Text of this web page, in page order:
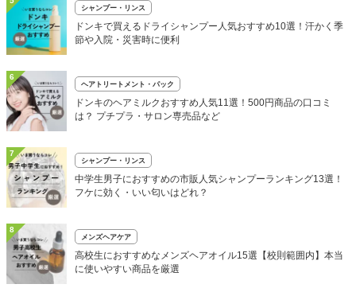
シャンプー・リンス
ドンキで買えるドライシャンプー人気おすすめ10選！汗かく季
節や入院・災害時に便利
6
ヘアトリートメント・パック
ドンキのヘアミルクおすすめ人気11選！500円商品の口コミ
は？ プチプラ・サロン専売品など
7
シャンプー・リンス
中学生男子におすすめの市販人気シャンプーランキング13選！
フケに効く・いい匂いはどれ？
8
メンズヘアケア
高校生におすすめなメンズヘアオイル15選【校則範囲内】本当
に使いやすい商品を厳選